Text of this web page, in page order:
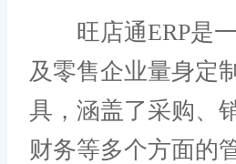
旺店通ERP是一
及零售企业量身定
具，涵盖了采购、
财务等多个方面的